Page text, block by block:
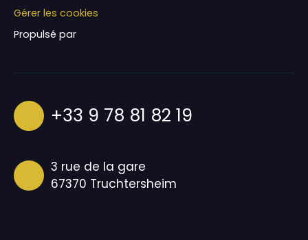
Gérer les cookies
Propulsé par
+33 9 78 81 82 19
3 rue de la gare
67370 Truchtersheim